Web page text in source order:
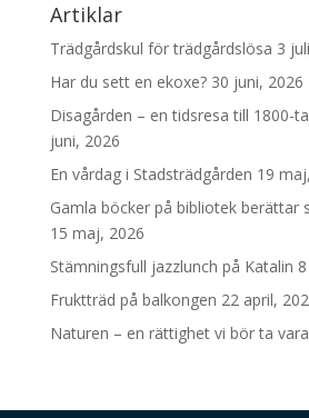
Artiklar
Trädgårdskul för trädgårdslösa 3
Har du sett en ekoxe? 30 juni, 2026
Disagården – en tidsresa till 1800-
juni, 2026
En vårdag i Stadsträdgården 19
Gamla böcker på bibliotek berättar
15 maj, 2026
Stämningsfull jazzlunch på Katalin
Fruktträd på balkongen 22 april,
Naturen – en rättighet vi bör ta